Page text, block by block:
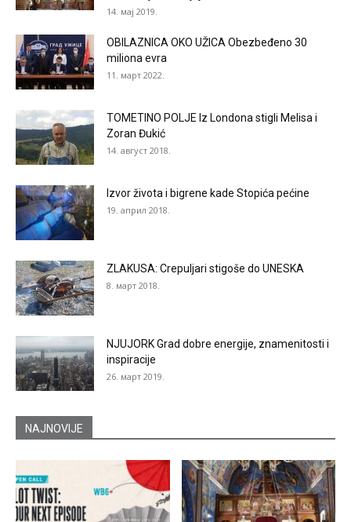
14. мај 2019.
OBILAZNICA OKO UŽICA Obezbeđeno 30
miliona evra
11. март 2022.
TOMETINO POLJE Iz Londona stigli Melisa i
Zoran Đukić
14. август 2018.
Izvor života i bigrene kade Stopića pećine
19. април 2018.
ZLAKUSA: Crepuljari stigoše do UNESKA
8. март 2018.
NJUJORK Grad dobre energije, znamenitosti i
inspiracije
26. март 2019.
NAJNOVIJE